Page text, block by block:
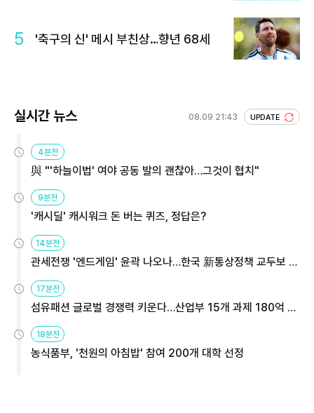
5 '축구의 신' 메시 부친상…향년 68세
실시간 뉴스 08.09 21:43 UPDATE
4분전
與 "'하늘이법' 여야 공동 발의 괜찮아…그것이 협치"
9분전
'캐시딜' 캐시워크 돈 버는 퀴즈, 정답은?
14분전
관세전쟁 '엔드게임' 윤곽 나오나…한국 新통상정책 교두보 활
용해야
17분전
섬유패션 글로벌 경쟁력 키운다…산업부 15개 과제 180억 지
원
18분전
농식품부, '천원의 아침밥' 참여 200개 대학 선정